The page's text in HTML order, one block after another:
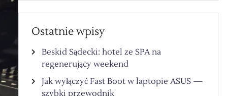
Ostatnie wpisy
Beskid Sądecki: hotel ze SPA na
regenerujący weekend
Jak wyłączyć Fast Boot w laptopie ASUS —
szybki przewodnik